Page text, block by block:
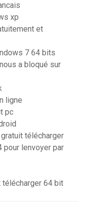
xp
et
7 64 bits
a bloqué sur
ligne
pc
télécharger
pour lenvoyer par
64 bit